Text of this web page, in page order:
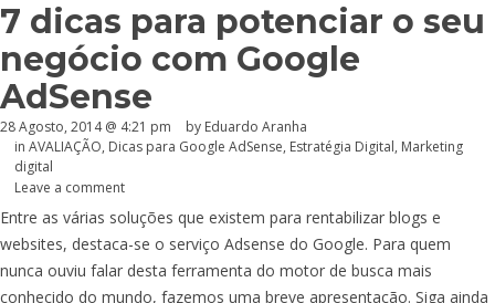
7 dicas para potenciar o seu
negócio com Google
AdSense
28 Agosto, 2014 @ 4:21 pm by Eduardo Aranha
in AVALIAÇÃO, Dicas para Google AdSense, Estratégia Digital, Marketing
digital
Leave a comment
Entre as várias soluções que existem para rentabilizar blogs e
websites, destaca-se o serviço Adsense do Google. Para quem
nunca ouviu falar desta ferramenta do motor de busca mais
conhecido do mundo, fazemos uma breve apresentação. Siga ainda